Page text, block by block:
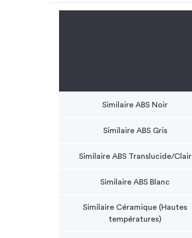
Similaire ABS Noir
Similaire ABS Gris
Similaire ABS Translucide/Clair
Similaire ABS Blanc
Similaire Céramique (Hautes
températures)